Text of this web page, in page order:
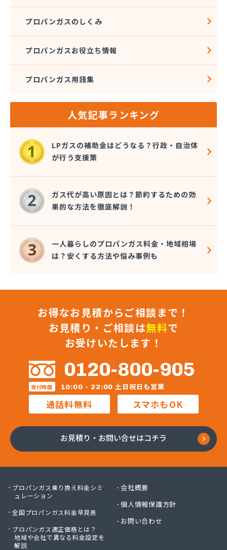
広島ガス東中国株式会社 府中支店
広島ガス湯来販売株式会社
広島ガス北部販売株式会社 北部保安センター広島
安佐エリア営業所
広島ガス北部販売株式会社 本社祇園分室
業所
広島県LPガス協会・お客様相談所
広島酸素株式会社
広島団地ガス協業組合
佐々木商店
三愛オブリガス中国株式会社 広島支店
三原食糧企業組合・三原食糧プロパン部
三崎商店
秋山プロパン・電器店
松井商事有限会社
松村プロパン
松島燃料店
食協株式会社 広島販売所
食協株式会社 燃料部 燃料課
真田石油株式会社 本社・セルフ府中給油所
水口プロパン
政広商店
正進ガス株式会社
正和液化株式会社 LPGスタンド
正和液化株式会社 本社
赤木プロパンオート ガス充てん工場
川口プロパン
川本プロパン
大竹プロパン瓦斯株式会社
大陽日酸エネルギー株式会社 呉支店 東広島・竹
大陽日酸エネルギー株式会社 広島支店
大陽日酸株式会社 中四国支社
池田液化ガス株式会社
プロパンガスのしくみ
プロパンガスお役立ち情報
プロパンガス用語集
人気記事ランキング
LPガスの補助金はどうなる？行政・自治体
が行う支援策
ガス代が高い原因とは？節約するための効
果的な方法を徹底解説！
一人暮らしのプロパンガス料金・地域相場
は？安くする方法や悩み事例も
お得なお見積からご相談まで！
お見積り・ご相談は無料で
お受けいたします！
0120-800-905
受付時間 10:00 - 22:00 土日祝日も営業
通話料無料 スマホもOK
お見積り・お問い合せはコチラ
プロパンガス乗り換え料金シミ
ュレーション
全国プロパンガス料金早見表
プロパンガス適正価格とは？
地域や会社で異なる料金設定を
解説
会社概要
個人情報保護方針
お問い合わせ